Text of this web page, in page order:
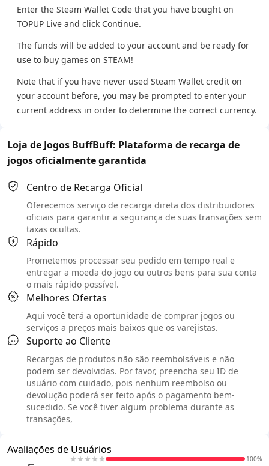
Enter the Steam Wallet Code that you have bought on
TOPUP Live and click Continue.
The funds will be added to your account and be ready for
use to buy games on STEAM!
Note that if you have never used Steam Wallet credit on
your account before, you may be prompted to enter your
current address in order to determine the correct currency.
Loja de Jogos BuffBuff: Plataforma de recarga de
jogos oficialmente garantida
Centro de Recarga Oficial
Oferecemos serviço de recarga direta dos distribuidores
oficiais para garantir a segurança de suas transações sem
taxas ocultas.
Rápido
Prometemos processar seu pedido em tempo real e
entregar a moeda do jogo ou outros bens para sua conta
o mais rápido possível.
Melhores Ofertas
Aqui você terá a oportunidade de comprar jogos ou
serviços a preços mais baixos que os varejistas.
Suporte ao Cliente
Recargas de produtos não são reembolsáveis e não
podem ser devolvidas. Por favor, preencha seu ID de
usuário com cuidado, pois nenhum reembolso ou
devolução poderá ser feito após o pagamento bem-
sucedido. Se você tiver algum problema durante as
transações,
Avaliações de Usuários
100%